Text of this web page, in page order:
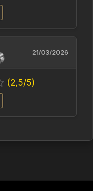
21/03/2026
(2,5/5)